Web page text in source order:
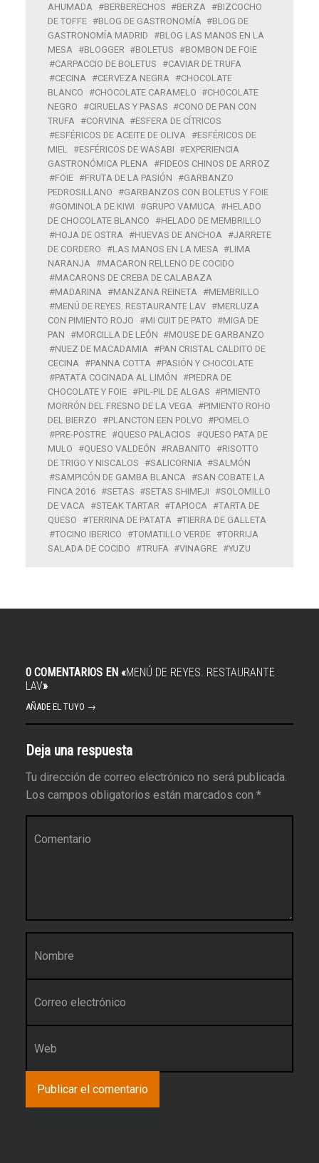
AHUMADA
BERBERECHOS BERZA
BIZCOCHO
DE TOFFE
BLOG DE GASTRONOMÍA
BLOG DE
GASTRONOMÍA MADRID
BLOG LAS MANOS EN LA
MESA
BLOGGER BOLETUS
BOMBON DE FOIE
CARPACCIO DE BOLETUS
CAVIAR DE TRUFA
CECINA
CERVEZA NEGRA
CHOCOLATE
BLANCO
CHOCOLATE CARAMELO
CHOCOLATE
NEGRO
CIRUELAS Y PASAS
CONO DE PAN CON
TRUFA
CORVINA
ESFERA DE CÍTRICOS
ESFÉRICOS DE ACEITE DE OLIVA
ESFÉRICOS DE
MIEL
ESFÉRICOS DE WASABI
EXPERIENCIA
GASTRONÓMICA PLENA
FIDEOS CHINOS DE ARROZ
FOIE
FRUTA DE LA PASIÓN
GARBANZO
PEDROSILLANO
GARBANZOS CON BOLETUS Y FOIE
GOMINOLA DE KIWI
GRUPO VAMUCA
HELADO
DE CHOCOLATE BLANCO
HELADO DE MEMBRILLO
HOJA DE OSTRA
HUEVAS DE ANCHOA
JARRETE
DE CORDERO
LAS MANOS EN LA MESA
LIMA
NARANJA
MACARON RELLENO DE COCIDO
MACARONS DE CREBA DE CALABAZA
MADARINA
MANZANA REINETA
MEMBRILLO
MENÚ DE REYES. RESTAURANTE LAV
MERLUZA
CON PIMIENTO ROJO
MI CUIT DE PATO
MIGA DE
PAN
MORCILLA DE LEÓN
MOUSE DE GARBANZO
NUEZ DE MACADAMIA
PAN CRISTAL CALDITO DE
CECINA
PANNA COTTA
PASIÓN Y CHOCOLATE
PATATA COCINADA AL LIMÓN
PIEDRA DE
CHOCOLATE Y FOIE
PIL-PIL DE ALGAS
PIMIENTO
MORRÓN DEL FRESNO DE LA VEGA
PIMIENTO ROHO
DEL BIERZO
PLANCTON EEN POLVO
POMELO
PRE-POSTRE
QUESO PALACIOS
QUESO PATA DE
MULO
QUESO VALDEÓN RABANITO
RISOTTO
DE TRIGO Y NISCALOS
SALICORNIA
SALMÓN
SAMPICÓN DE GAMBA BLANCA
SAN COBATE LA
FINCA 2016
SETAS SETAS SHIMEJI
SOLOMILLO
DE VACA
STEAK TARTAR TAPIOCA
TARTA DE
QUESO
TERRINA DE PATATA
TIERRA DE GALLETA
TOCINO IBERICO
TOMATILLO VERDE
TORRIJA
SALADA DE COCIDO
TRUFA VINAGRE YUZU
0 COMENTARIOS EN «MENÚ DE REYES. RESTAURANTE
LAV»
AÑADE EL TUYO →
Deja una respuesta
Tu dirección de correo electrónico no será publicada.
Los campos obligatorios están marcados con *
Nombre
*
Web